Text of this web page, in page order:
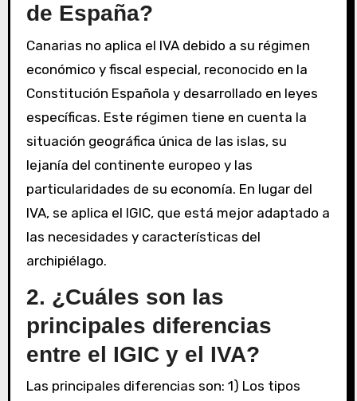
de España?
Canarias no aplica el IVA debido a su régimen
económico y fiscal especial, reconocido en la
Constitución Española y desarrollado en leyes
específicas. Este régimen tiene en cuenta la
situación geográfica única de las islas, su
lejanía del continente europeo y las
particularidades de su economía. En lugar del
IVA, se aplica el IGIC, que está mejor adaptado a
las necesidades y características del
archipiélago.
2. ¿Cuáles son las
principales diferencias
entre el IGIC y el IVA?
Las principales diferencias son: 1) Los tipos